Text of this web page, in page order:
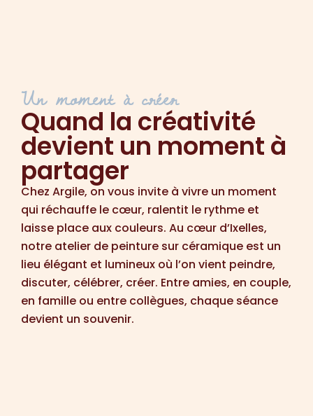
Un moment à créer
Quand la créativité
devient un moment à
partager
Chez Argile, on vous invite à vivre un moment
qui réchauffe le cœur, ralentit le rythme et
laisse place aux couleurs. Au cœur d’Ixelles,
notre atelier de peinture sur céramique est un
lieu élégant et lumineux où l’on vient peindre,
discuter, célébrer, créer. Entre amies, en couple,
en famille ou entre collègues, chaque séance
devient un souvenir.